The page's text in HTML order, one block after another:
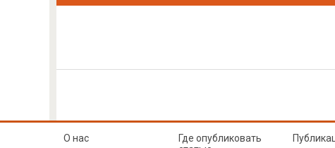
О нас
Где опубликовать